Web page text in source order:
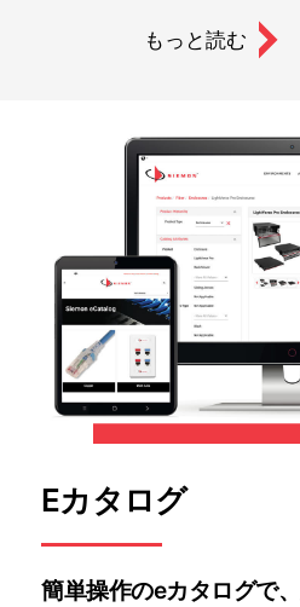
もっと読む
Eカタログ
簡単操作のeカタログで